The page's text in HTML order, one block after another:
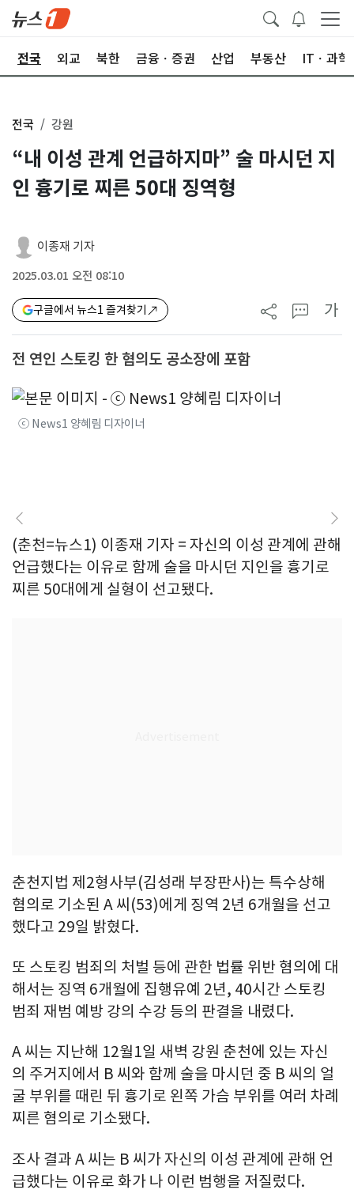
전국 외교 북한 금융ㆍ증권 산업 부동산 ITㆍ과학
전국 강원
“내 이성 관계 언급하지마” 술 마시던 지
인 흉기로 찌른 50대 징역형
이종재 기자
2025.03.01 오전 08:10
구글에서 뉴스1 즐겨찾기 가
전 연인 스토킹 한 혐의도 공소장에 포함
ⓒ News1 양혜림 디자이너
(춘천=뉴스1) 이종재 기자 = 자신의 이성 관계에 관해
언급했다는 이유로 함께 술을 마시던 지인을 흉기로
찌른 50대에게 실형이 선고됐다.
춘천지법 제2형사부(김성래 부장판사)는 특수상해
혐의로 기소된 A 씨(53)에게 징역 2년 6개월을 선고
했다고 29일 밝혔다.
또 스토킹 범죄의 처벌 등에 관한 법률 위반 혐의에 대
해서는 징역 6개월에 집행유예 2년, 40시간 스토킹
범죄 재범 예방 강의 수강 등의 판결을 내렸다.
A 씨는 지난해 12월1일 새벽 강원 춘천에 있는 자신
의 주거지에서 B 씨와 함께 술을 마시던 중 B 씨의 얼
굴 부위를 때린 뒤 흉기로 왼쪽 가슴 부위를 여러 차례
찌른 혐의로 기소됐다.
조사 결과 A 씨는 B 씨가 자신의 이성 관계에 관해 언
급했다는 이유로 화가 나 이런 범행을 저질렀다.